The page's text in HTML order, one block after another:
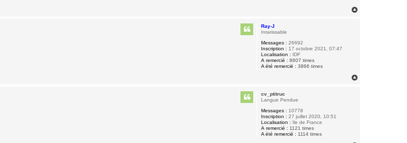
Ray-J
Intarissable
Messages : 26692
Inscription : 17 octobre 2021, 07:47
Localisation : IDF
A remercié : 8607 times
A été remercié : 3866 times
cv_ptitruc
Langue Pendue
Messages : 10778
Inscription : 27 juillet 2020, 10:51
Localisation : Ile de France
A remercié : 1121 times
A été remercié : 1114 times